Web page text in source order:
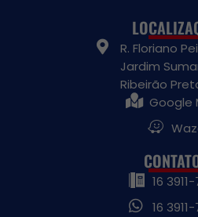
R. Floriano
Jardim
Ribeirão
Google
16
16